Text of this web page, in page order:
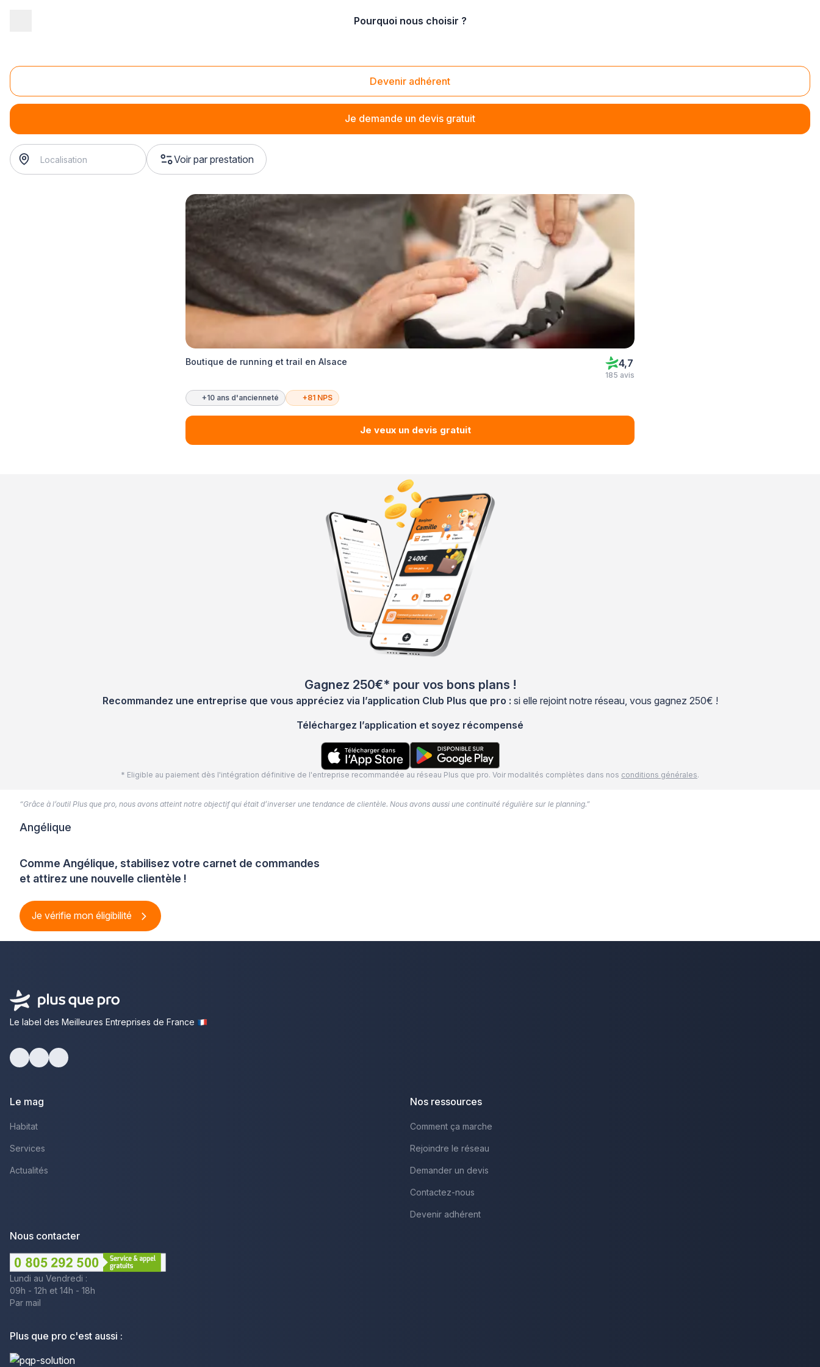
Pourquoi nous choisir ?
Devenir adhérent
Je demande un devis gratuit
Vente de chaussures de basketball
Vente de chaussures de basketball
Voir par prestation
Boutique de running et trail en Alsace 4,7
185 avis
+10 ans d'ancienneté +81 NPS
Je veux un devis gratuit
Gagnez 250€* pour vos bons plans !
Recommandez une entreprise que vous appréciez via l’application Club Plus que pro : si elle rejoint notre réseau, vous gagnez 250€ !
Téléchargez l’application et soyez récompensé
* Eligible au paiement dès l'intégration définitive de l'entreprise recommandée au réseau Plus que pro. Voir modalités complètes dans nos conditions générales.
Comme Angélique, stabilisez votre carnet de commandes
et attirez une nouvelle clientèle !
Je vérifie mon éligibilité
“Grâce à l’outil Plus que pro, nous avons atteint notre objectif qui était d’inverser une tendance de clientèle. Nous avons aussi une continuité régulière sur le planning.”
Angélique
Le label des Meilleures Entreprises de France
Le mag
Habitat
Services
Actualités
Nos ressources
Comment ça marche
Rejoindre le réseau
Demander un devis
Contactez-nous
Devenir adhérent
Nous contacter
Lundi au Vendredi :
09h - 12h et 14h - 18h
Par mail
Plus que pro c'est aussi :